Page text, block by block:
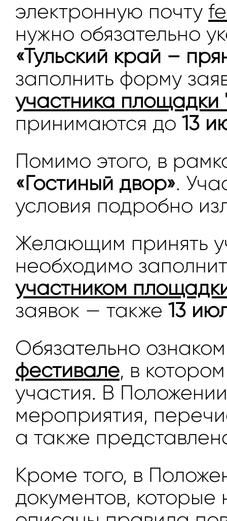
электронную почту
нужно обязательно
«Тульский край –
заполнить форму
участника площадки
принимаются до 13
Помимо этого, в
«Гостиный двор».
условия подробно
Желающим принять
необходимо
участником
заявок — также 13
Обязательно
фестивале, в
участия. В
мероприятия,
а также
Кроме того, в
документов,